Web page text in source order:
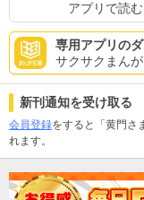
アプリで読む
専用アプリの
サクサクまん
新刊通知を受け取る
会員登録をすると「黄門さ
れます。